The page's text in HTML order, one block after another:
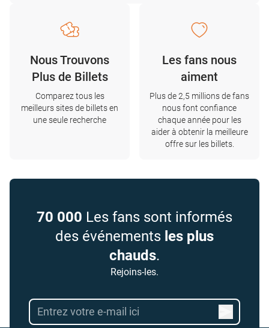
Nous Trouvons
Plus de Billets
Comparez tous les
meilleurs sites de billets en
une seule recherche
Les fans nous
aiment
Plus de 2,5 millions de fans
nous font confiance
chaque année pour les
aider à obtenir la meilleure
offre sur les billets.
70 000 Les fans sont informés
des événements les plus
chauds.
Rejoins-les.